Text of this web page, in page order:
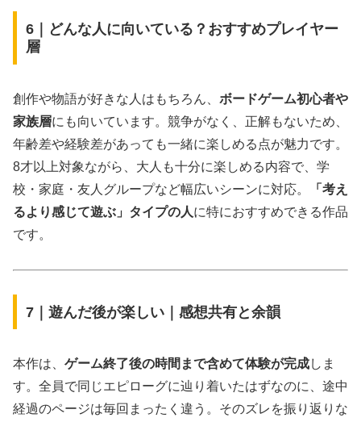
6｜どんな人に向いている？おすすめプレイヤー
層
創作や物語が好きな人はもちろん、 ボードゲーム初心者や
家族層にも向いています。競争がなく、正解もないため、
年齢差や経験差があっても一緒に楽しめる点が魅力です。
8才以上対象ながら、大人も十分に楽しめる内容で、学
校・家庭・友人グループなど幅広いシーンに対応。
「考え
るより感じて遊ぶ」タイプの人に特におすすめできる作品
です。
7｜遊んだ後が楽しい｜感想共有と余韻
本作は、 ゲーム終了後の時間まで含めて体験が完成しま
す。全員で同じエピローグに辿り着いたはずなのに、途中
経過のページは毎回まったく違う。そのズレを振り返りな